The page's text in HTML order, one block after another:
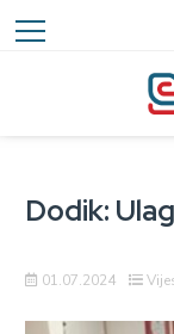
Dodik:
01.07.2024